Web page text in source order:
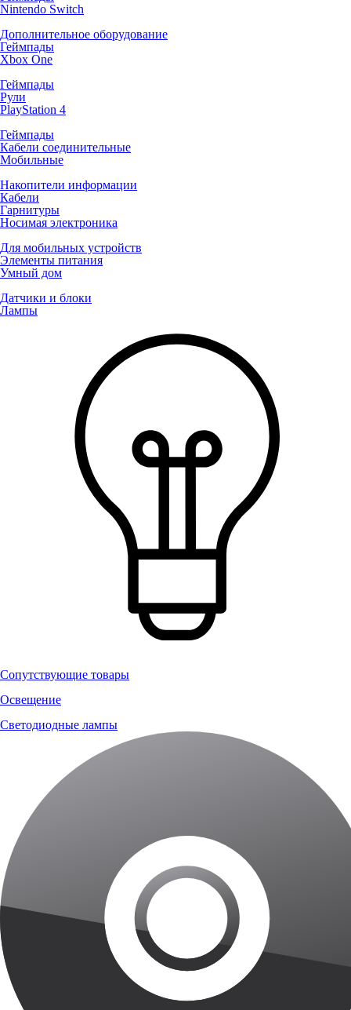
Nintendo Switch
Дополнительное оборудование
Геймпады
Xbox One
Геймпады
Рули
PlayStation 4
Геймпады
Кабели соединительные
Мобильные
Накопители информации
Кабели
Гарнитуры
Носимая электроника
Для мобильных устройств
Элементы питания
Умный дом
Датчики и блоки
Лампы
Сопутствующие товары
Освещение
Светодиодные лампы